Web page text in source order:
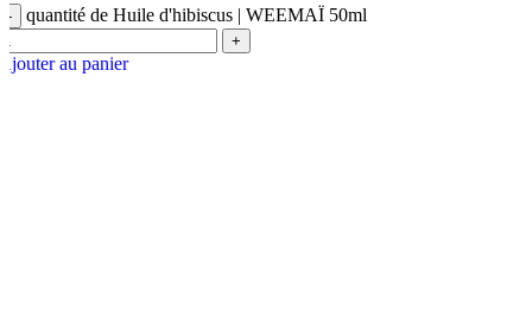
- quantité de Huile d'hibiscus | WEEMAÏ 50ml
+
au panier